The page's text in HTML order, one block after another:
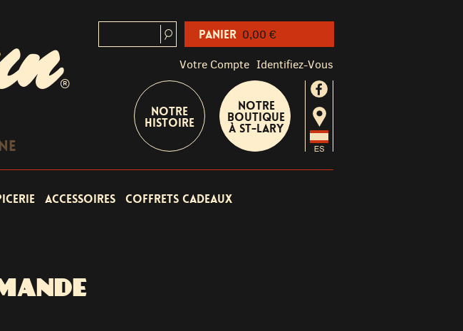
®
Votre Compte Identifiez-Vous
Notre
Histoire
Notre
boutique
à St-Lary
Accessoires Coffrets cadeaux
Panier 0,00 €